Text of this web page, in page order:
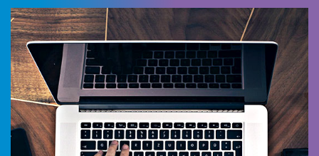
신 대체육을, 우유 대신 식물성 음료를 선택하고 있
는 추세다”라고 밝혔다.이어 “곡물, 견과로 대체식품
을 만들어 환경문제 개선과 건강한 삶을 추구하는
지속 가능한 라이프 스타일을 위한 식문화 혁신기업
으로써 최선을 다 할 것이다”라고 덧붙였다.출처 : 시
선뉴스(http://www.sisunnews.co.kr)